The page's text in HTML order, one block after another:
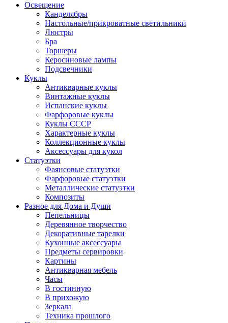
Освещение
Канделябры
Настольные/прикроватные светильники
Люстры
Бра
Торшеры
Керосиновые лампы
Подсвечники
Куклы
Антикварные куклы
Винтажные куклы
Испанские куклы
Фарфоровые куклы
Куклы СССР
Характерные куклы
Коллекционные куклы
Аксессуары для кукол
Статуэтки
Фаянсовые статуэтки
Фарфоровые статуэтки
Металлические статуэтки
Композиты
Разное для Дома и Души
Пепельницы
Деревянное творчество
Декоративные тарелки
Кухонные аксессуары
Предметы сервировки
Картины
Антикварная мебель
Часы
В гостинную
В прихожую
Зеркала
Техника прошлого